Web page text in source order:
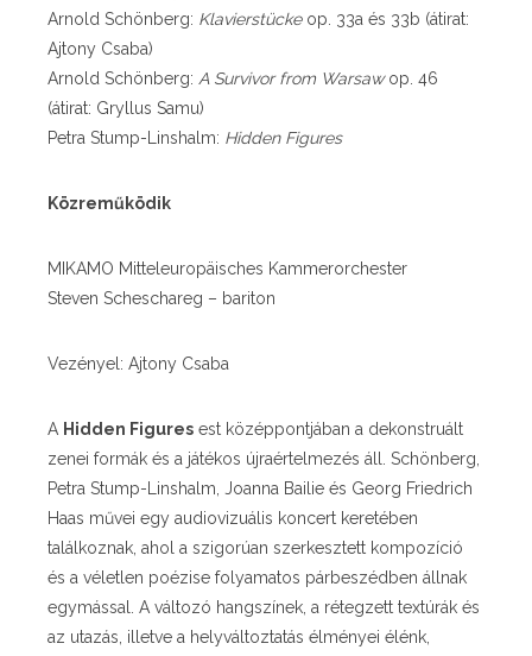
Arnold Schönberg: Klavierstückeop. 33a és 33b (átirat:
Ajtony Csaba)
Arnold Schönberg: A Survivor from Warsawop. 46
(átirat: Gryllus Samu)
Petra Stump-Linshalm: Hidden Figures
Közreműködik
MIKAMO Mitteleuropäisches Kammerorchester
Steven Scheschareg – bariton
Vezényel: Ajtony Csaba
A Hidden Figures est középpontjában a dekonstruált
zenei formák és a játékos újraértelmezés áll. Schönberg,
Petra Stump-Linshalm, Joanna Bailie és Georg Friedrich
Haas művei egy audiovizuális koncert keretében
találkoznak, ahol a szigorúan szerkesztett kompozíció
és a véletlen poézise folyamatos párbeszédben állnak
egymással. A változó hangszínek, a rétegzett textúrák és
az utazás, illetve a helyváltoztatás élményei élénk,